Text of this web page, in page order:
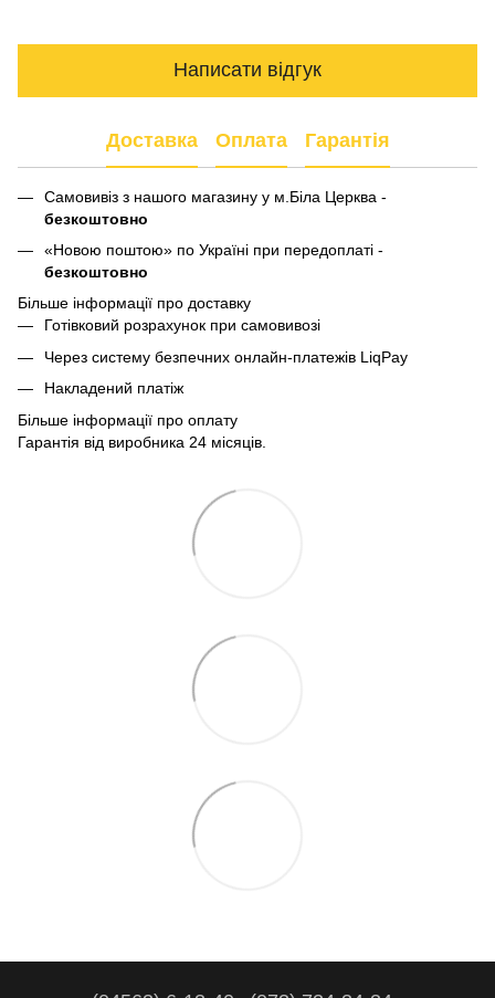
Написати відгук
Доставка Оплата Гарантія
Самовивіз з нашого магазину у м.Біла Церква -
безкоштовно
«Новою поштою» по Україні при передоплаті -
безкоштовно
Більше інформації про доставку
Готівковий розрахунок при самовивозі
Через систему безпечних онлайн-платежів LiqPay
Накладений платіж
Більше інформації про оплату
Гарантія від виробника 24 місяців.